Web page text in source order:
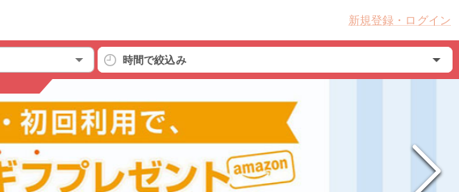
新規登録・ログイン
時間で絞込み